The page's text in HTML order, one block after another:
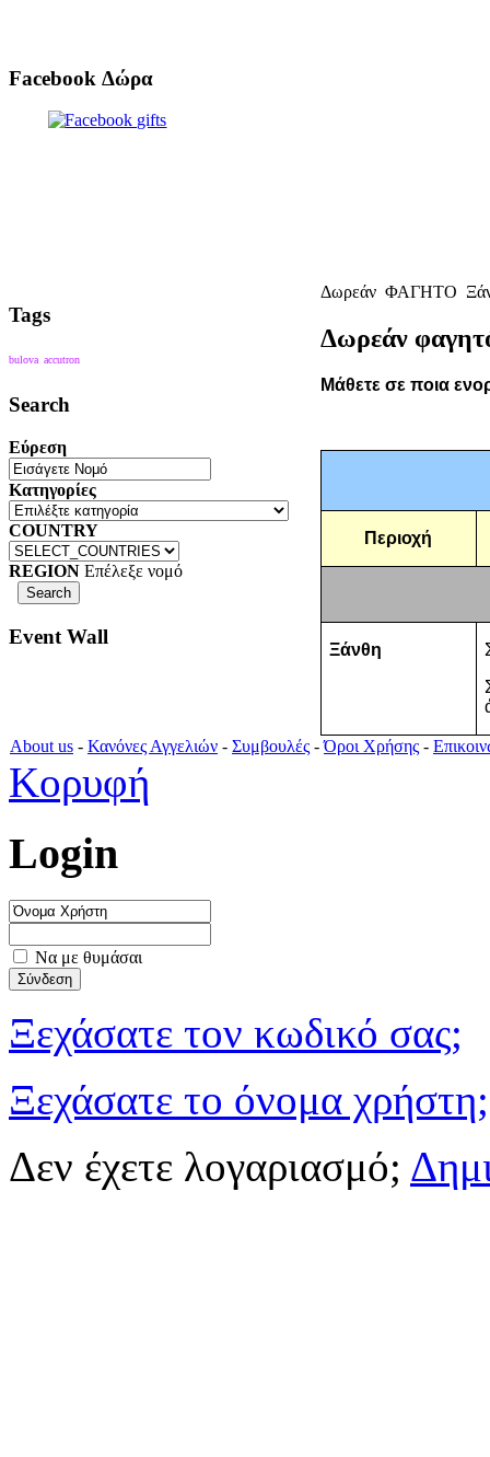
Facebook Δώρα
Δωρεάν ΦΑΓΗΤΟ
Δωρεάν
Μάθετε σε ποια
Περιοχή
Ξάνθη
Tags
bulova accutron
Search
Εύρεση
Κατηγορίες
COUNTRY
REGION Επέλεξε νομό
Event Wall
About us - Κανόνες Αγγελιών - Συμβουλές -Όροι Χρήσης -
Κορυφή
Login
Να με θυμάσαι
Ξεχάσατε τον κωδικό σας;
Ξεχάσατε το όνομα χρήστη;
Δεν έχετε λογαριασμό;